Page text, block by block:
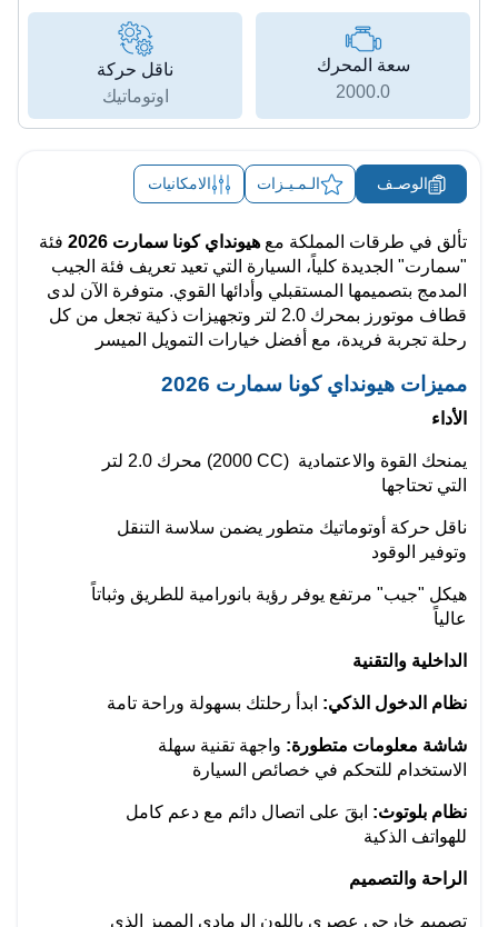
سعة المحرك
2000.0
ناقل حركة
اوتوماتيك
الوصـف الـمـيـزات الامكانيات
تألق في طرقات المملكة مع هيونداي كونا سمارت 2026
رحلة تجربة فريدة، مع أفضل خيارات التمويل الميسر
مميزات هيونداي كونا سمارت 2026
الأداء
محرك 2.0 لتر (2000 CC) يمنحك القوة والاعتمادية
التي تحتاجها
وتوفير الوقود
عالياً
الداخلية والتقنية
نظام الدخول الذكي: ابدأ رحلتك بسهولة وراحة تامة
شاشة معلومات متطورة:
الاستخدام للتحكم في خصائص السيارة
نظام بلوتوث:
للهواتف الذكية
الراحة والتصميم